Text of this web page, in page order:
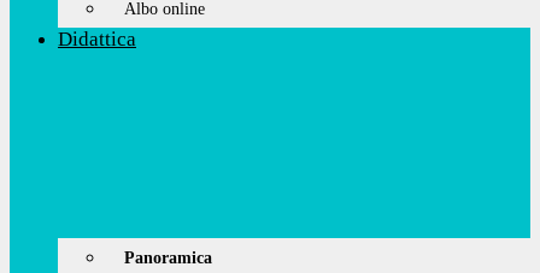
Albo online
Didattica
Panoramica